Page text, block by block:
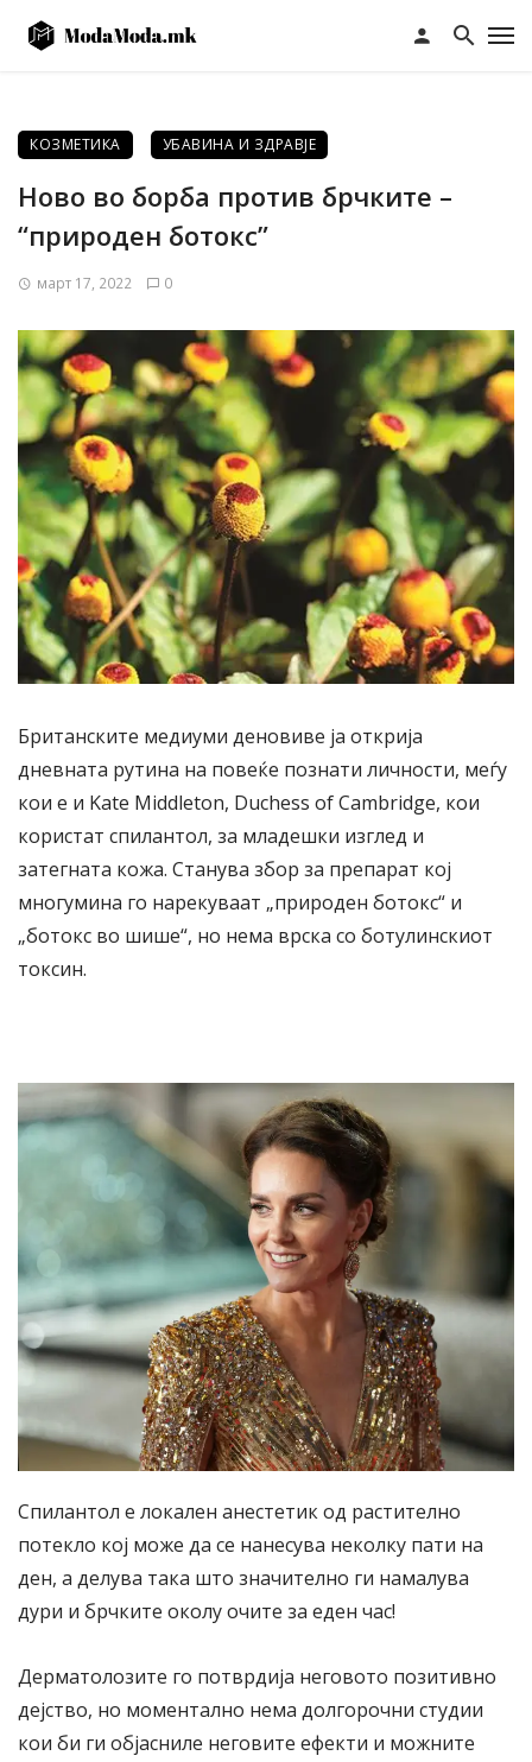
КОЗМЕТИКА УБАВИНА И ЗДРАВЈЕ
Ново во борба против брчките –
“природен ботокс”
март 17, 2022 0
Британските медиуми деновиве ја открија
дневната рутина на повеќе познати личности, меѓу
кои е и Kate Middleton, Duchess of Cambridge, кои
користат спилантол, за младешки изглед и
затегната кожа. Станува збор за препарат кој
многумина го нарекуваат „природен ботокс“ и
„ботокс во шише“, но нема врска со ботулинскиот
токсин.
Спилантол е локален анестетик од растително
потекло кој може да се нанесува неколку пати на
ден, а делува така што значително ги намалува
дури и брчките околу очите за еден час!
Дерматолозите го потврдија неговото позитивно
дејство, но моментално нема долгорочни студии
кои би ги објасниле неговите ефекти и можните